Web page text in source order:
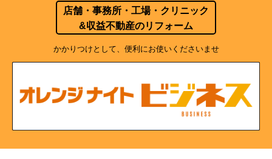
店舗・事務所・工場・クリニック
&収益不動産のリフォーム
かかりつけとして、便利にお使いくださいませ